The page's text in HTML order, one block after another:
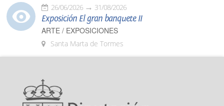
26/06/2026 31/08/2026
Exposición El gran banquete II
ARTE / EXPOSICIONES
Santa Marta de Tormes